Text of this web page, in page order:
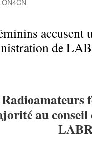
accusent
de
au